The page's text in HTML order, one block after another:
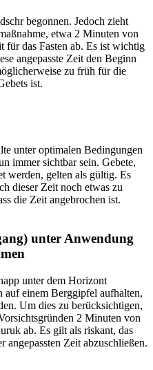
begonnen. Jedoch zieht
etwa 2 Minuten von
für das Fasten ab. Es ist wichtig
angepasste Zeit den Beginn
zu früh für die
ist.
unter optimalen Bedingungen
immer sichtbar sein. Gebete,
werden, gelten als gültig. Es
dieser Zeit noch etwas zu
die Zeit angebrochen ist.
unter Anwendung
unter dem Horizont
auf einem Berggipfel aufhalten,
Um dies zu berücksichtigen,
2 Minuten von
ab. Es gilt als riskant, das
angepassten Zeit abzuschließen.